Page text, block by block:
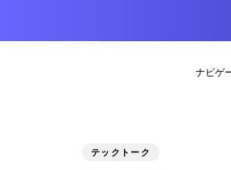
ナビゲ
PUBLISHED
テックトーク
Author
Published